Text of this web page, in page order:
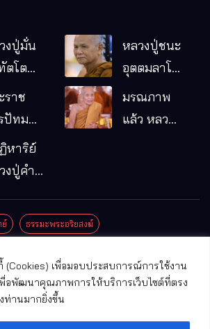
(Cookies) เพื่อมอบประสบการณ์การใช้งาน
อพัฒนาคุณภาพการให้บริการเว็บไซต์ที่ตรง
ท่านมากยิ่งขึ้น
งปู่มั่น
ตโต
อริยเจ้า
นบิดา
าน
หลวงปู่ชนะ
อุตตมลาโภ
หมากอื๋อ
ราช
ปัทม
(หลวง
วเกตุ
วัดป่า
ริม
ยงใหม่
มรณภาพ
แล้ว หลวง
หาริย์
งปู่คำ
ย์ ธรรมะพระอริยสงฆ์
ธิ์ วัดที่สําคัญ